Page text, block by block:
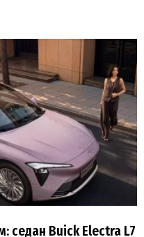
седан Buick Electra L7